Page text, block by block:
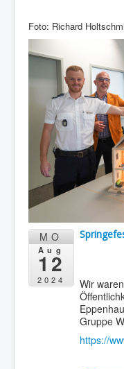
Foto: Richard
MO
Aug
12
2024
Wir
Gruppe
https://